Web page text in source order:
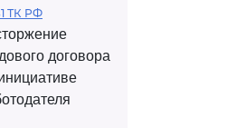
ТК РФ
договора